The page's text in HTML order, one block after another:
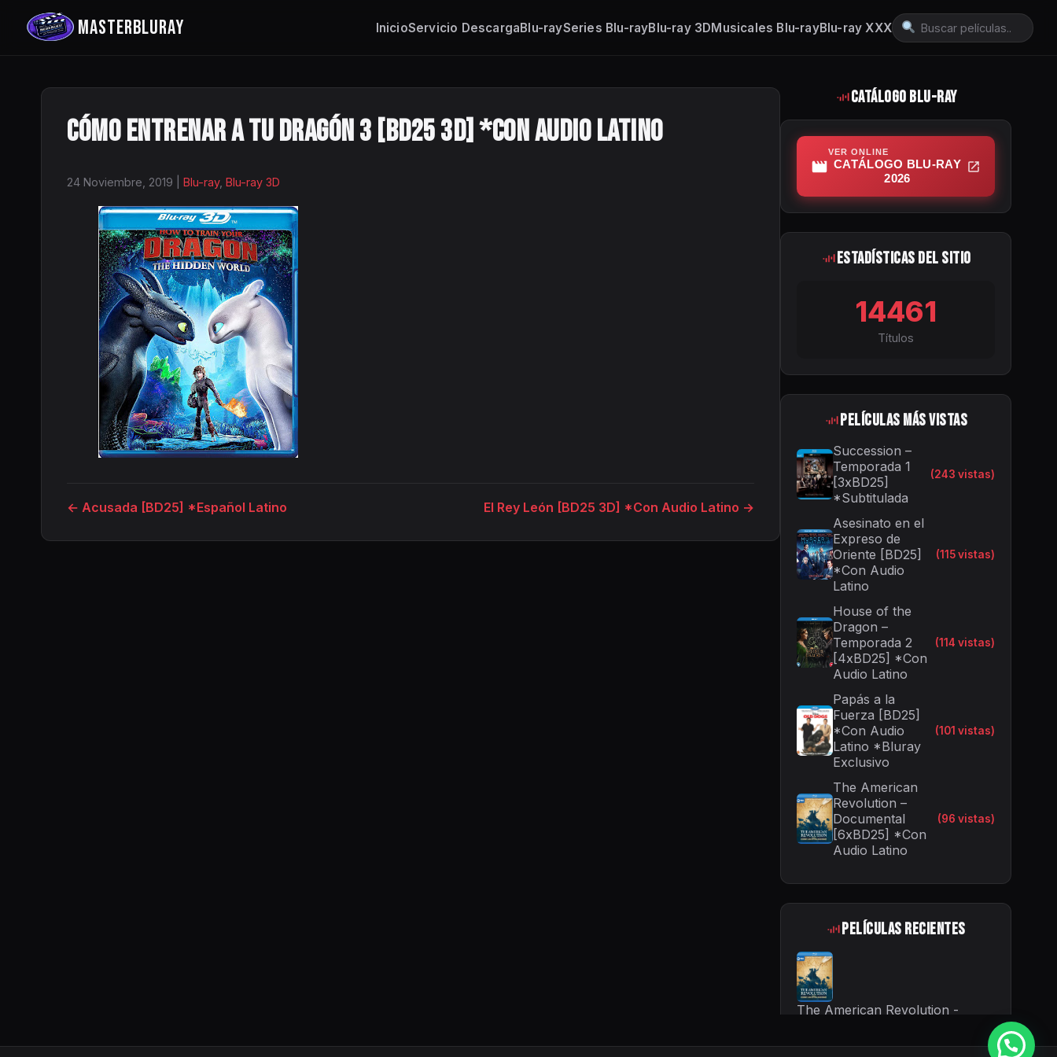
MASTERBLURAY InicioServicio DescargaBlu-raySeries Blu-rayBlu-ray 3DMusicales Blu-rayBlu-ray XXX
Cómo Entrenar a tu Dragón 3 [BD25 3D] *Con Audio Latino
24 Noviembre, 2019 Blu-ray, Blu-ray 3D
← Acusada [BD25] *Español Latino El Rey León [BD25 3D] *Con Audio Latino →
Catálogo Blu-ray
VER ONLINE
CATÁLOGO BLU-RAY
2026
Estadísticas del Sitio
14461
Títulos
Películas Más Vistas
Succession –
Temporada 1
[3xBD25]
*Subtitulada
(243 vistas)
Asesinato en el
Expreso de
Oriente [BD25]
*Con Audio
Latino
(115 vistas)
House of the
Dragon –
Temporada 2
[4xBD25] *Con
Audio Latino
(114 vistas)
Papás a la
Fuerza [BD25]
*Con Audio
Latino *Bluray
Exclusivo
(101 vistas)
The American
Revolution –
Documental
[6xBD25] *Con
Audio Latino
(96 vistas)
Películas Recientes
The American Revolution -